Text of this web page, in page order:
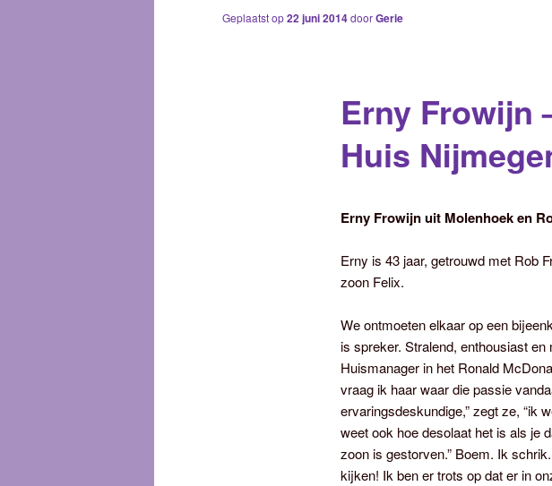
naar
Erny Frowijn
Huis
Geplaatst op22 juni 2014doorGerie
Erny Frowijn uit Molenhoek en
Erny is 43 jaar, getrouwd met Rob
zoon Felix.
We ontmoeten elkaar op een
is spreker. Stralend, enthousiast
Huismanager in het Ronald
vraag ik haar waar die passie
ervaringsdeskundige,” zegt ze, “ik
weet ook hoe desolaat het is als je
zoon is gestorven.” Boem. Ik
kijken! Ik ben er trots op dat er in